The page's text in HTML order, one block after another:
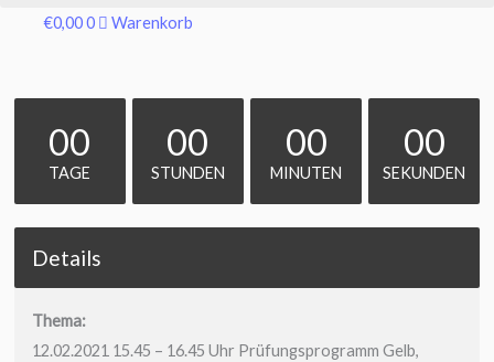
€0,000 Warenkorb
00
TAGE
00
STUNDEN
00
MINUTEN
00
SEKUNDEN
Details
Thema:
12.02.2021 15.45 – 16.45 Uhr Prüfungsprogramm Gelb,